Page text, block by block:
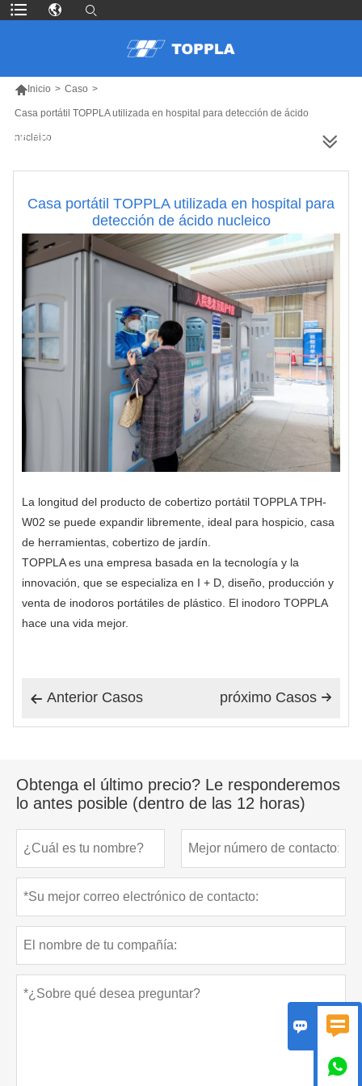
Inicio > Caso >
Casa portátil TOPPLA utilizada en hospital para detección de ácido
nucleico
MÁS PRODUCTOS
Casa portátil TOPPLA utilizada en hospital para
detección de ácido nucleico
La longitud del producto de cobertizo portátil TOPPLA TPH-
W02 se puede expandir libremente, ideal para hospicio, casa
de herramientas, cobertizo de jardín.
TOPPLA es una empresa basada en la tecnología y la
innovación, que se especializa en I + D, diseño, producción y
venta de inodoros portátiles de plástico. El inodoro TOPPLA
hace una vida mejor.
 Anterior Casos 
próximo Casos
Obtenga el último precio? Le responderemos
lo antes posible (dentro de las 12 horas)
 
